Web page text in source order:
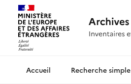
Archives diplomatiquesRecherche simple